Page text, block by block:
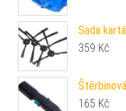
Sada
359 Kč
165 Kč